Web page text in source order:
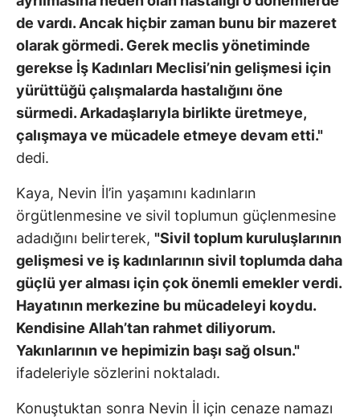
de vardı. Ancak hiçbir zaman bunu bir mazeret
olarak görmedi. Gerek meclis yönetiminde
gerekse İş Kadınları Meclisi’nin gelişmesi için
yürüttüğü çalışmalarda hastalığını öne
sürmedi. Arkadaşlarıyla birlikte üretmeye,
çalışmaya ve mücadele etmeye devam etti."
dedi.
Kaya, Nevin İl’in yaşamını kadınların
örgütlenmesine ve sivil toplumun güçlenmesine
adadığını belirterek, "Sivil toplum kuruluşlarının
gelişmesi ve iş kadınlarının sivil toplumda daha
güçlü yer alması için çok önemli emekler verdi.
Hayatının merkezine bu mücadeleyi koydu.
Kendisine Allah’tan rahmet diliyorum.
Yakınlarının ve hepimizin başı sağ olsun."
ifadeleriyle sözlerini noktaladı.
Konuştuktan sonra Nevin İl için cenaze namazı